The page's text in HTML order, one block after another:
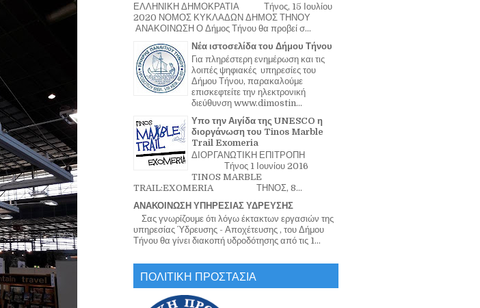
ΕΛΛΗΝΙΚΗ ΔΗΜΟΚΡΑΤΙΑ Τήνος, 15 Ιουλίου
2020 ΝΟΜΟΣ ΚΥΚΛΑΔΩΝ ΔΗΜΟΣ ΤΗΝΟΥ
ΑΝΑΚΟΙΝΩΣΗ Ο Δήμος Τήνου θα προβεί σ...
Νέα ιστοσελίδα του Δήμου Τήνου
Για πληρέστερη ενημέρωση και τις
λοιπές ψηφιακές υπηρεσίες του
Δήμου Τήνου, παρακαλούμε
επισκεφτείτε την ηλεκτρονική
διεύθυνση www.dimostin...
Υπο την Αιγίδα της UNESCO η
διοργάνωση του Tinos Marble
Trail Exomeria
ΔΙΟΡΓΑΝΩΤΙΚΗ ΕΠΙΤΡΟΠΗ
Τήνος 1 Ιουνίου 2016
TINOS MARBLE
TRAIL:EXOMERIA ΤΗΝΟΣ, 8...
ΑΝΑΚΟΙΝΩΣΗ ΥΠΗΡΕΣΙΑΣ ΥΔΡΕΥΣΗΣ
Σας γνωρίζουμε ότι λόγω έκτακτων εργασιών της
υπηρεσίας Ύδρευσης - Αποχέτευσης , του Δήμου
Τήνου θα γίνει διακοπή υδροδότησης από τις 1...
ΠΟΛΙΤΙΚΗ ΠΡΟΣΤΑΣΙΑ